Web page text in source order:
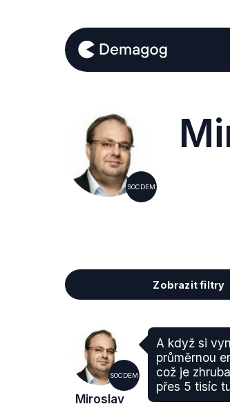
SOCDEM
Zobrazit filtry
SOCDEM
Miroslav
A když si
průměrnou
což je
přes 5 tisíc